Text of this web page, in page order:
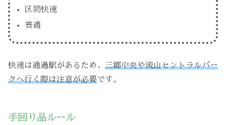
区間快速
普通
快速は通過駅があるため、 三郷中央や流山セントラルパー
クへ行く際は注意が必要です。
手回り品ルール